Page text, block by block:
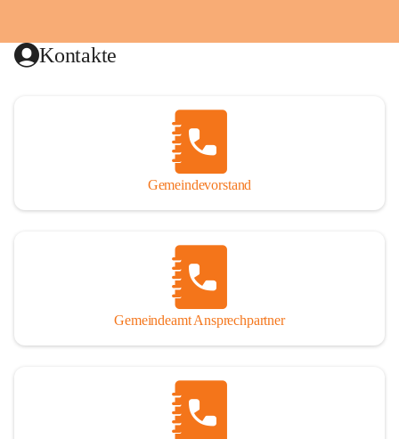
Kontakte
Gemeindevorstand
Gemeindeamt Ansprechpartner